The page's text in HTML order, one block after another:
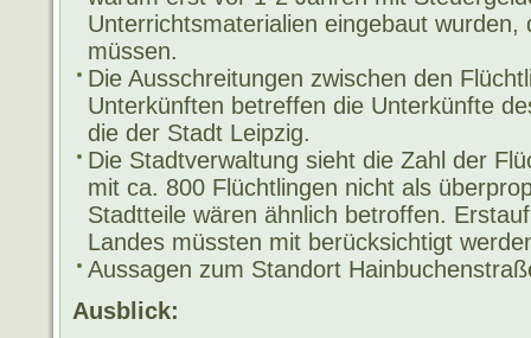
Unterrichtsmaterialien eingebaut
müssen.
Die Ausschreitungen zwischen den
Unterkünften betreffen die Unterkünfte
die der Stadt Leipzig.
Die Stadtverwaltung sieht die Zahl der
mit ca. 800 Flüchtlingen nicht als
Stadtteile wären ähnlich betroffen.
Landes müssten mit berücksichtigt
Aussagen zum Standort
Ausblick: